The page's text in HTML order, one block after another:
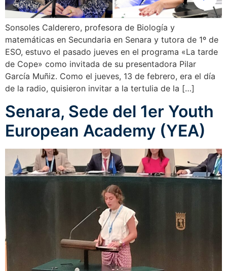
Sonsoles Calderero, profesora de Biología y
matemáticas en Secundaria en Senara y tutora de 1º de
ESO, estuvo el pasado jueves en el programa «La tarde
de Cope» como invitada de su presentadora Pilar
García Muñiz. Como el jueves, 13 de febrero, era el día
de la radio, quisieron invitar a la tertulia de la […]
Senara, Sede del 1er Youth
European Academy (YEA)